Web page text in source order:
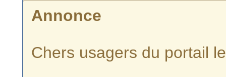
Annonce
Chers usagers du portail